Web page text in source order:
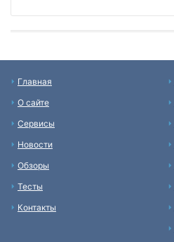
Главная
О сайте
Сервисы
Новости
Обзоры
Тесты
Контакты